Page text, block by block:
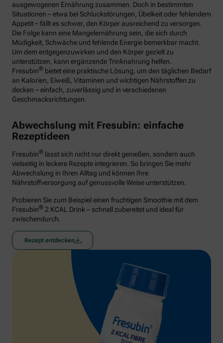
ausgewogenen Ernährung zusammen. Doch in bestimmten
Situationen – etwa bei Schluckstörungen, Übelkeit oder fehlendem
Appetit – fällt es schwer, den Körper ausreichend zu versorgen.
Die Folge kann eine Mangelernährung sein, die sich durch
Müdigkeit, Schwäche und fehlende Energie bemerkbar macht.
Um dem entgegenzuwirken und den Körper gezielt zu
unterstützen, kann ergänzende Trinknahrung helfen.
Fresubin® bietet eine praktische Lösung, um den täglichen Bedarf
an Kalorien, Eiweiß, Vitaminen und wichtigen Nährstoffen zu
decken – einfach, zuverlässig und in verschiedenen
Geschmacksrichtungen.
Abwechslung mit Fresubin: einfache
Rezeptideen
Fresubin® lässt sich nicht nur direkt genießen, sondern auch
vielseitig in leckere Rezepte integrieren. So bringen Sie mehr
Abwechslung in Ihren Alltag und können Ihre
Nährstoffversorgung auf genussvolle Weise unterstützen.
Probieren Sie zum Beispiel einen fruchtigen Smoothie mit dem
Fresubin® 2 KCAL Drink – schnell zubereitet und ideal für
zwischendurch.
Rezept entdecken